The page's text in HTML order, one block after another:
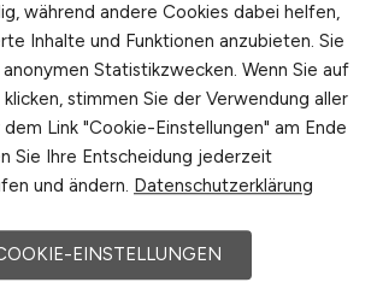
diesem Bereich erfordert neben
auch ein tiefes
psychologische Prozesse. HR-
bedeutet, Menschen zu
Erwartungen, Sorgen und
Resonanz erzeugen.
Kommunikationsarbeit im
während andere Cookies dabei helfen,
Inhalte und Funktionen anzubieten. Sie
Statistikzwecken. Wenn Sie auf
stimmen Sie der Verwendung aller
Link "Cookie-Einstellungen" am Ende
Sie Ihre Entscheidung jederzeit
und ändern. Datenschutzerklärung
EINSTELLUNGEN